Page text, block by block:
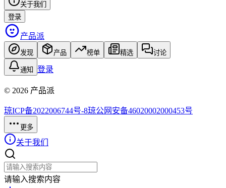
关于我们
登录
产品派
发现 产品 榜单 精选 讨论
通知 登录
© 2026 产品派
琼ICP备2022006744号-8琼公网安备46020002000453号
更多
关于我们
请输入搜索内容